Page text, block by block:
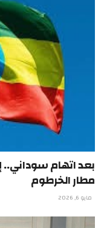
بعد اتهام
مطار الخرطوم
مايو 6, 2026